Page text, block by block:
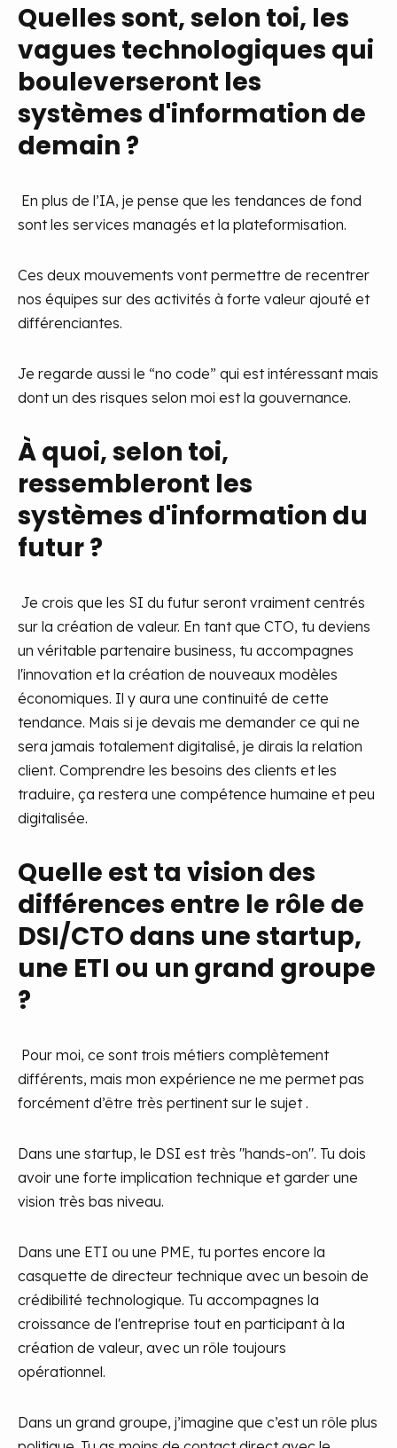
Quelles sont, selon toi, les
vagues technologiques qui
bouleverseront les
systèmes d'information de
demain ?
En plus de l’IA, je pense que les tendances de fond
sont les services managés et la plateformisation.
Ces deux mouvements vont permettre de recentrer
nos équipes sur des activités à forte valeur ajouté et
différenciantes.
Je regarde aussi le “no code” qui est intéressant mais
dont un des risques selon moi est la gouvernance.
À quoi, selon toi,
ressembleront les
systèmes d'information du
futur ?
Je crois que les SI du futur seront vraiment centrés
sur la création de valeur. En tant que CTO, tu deviens
un véritable partenaire business, tu accompagnes
l'innovation et la création de nouveaux modèles
économiques. Il y aura une continuité de cette
tendance. Mais si je devais me demander ce qui ne
sera jamais totalement digitalisé, je dirais la relation
client. Comprendre les besoins des clients et les
traduire, ça restera une compétence humaine et peu
digitalisée.
Quelle est ta vision des
différences entre le rôle de
DSI/CTO dans une startup,
une ETI ou un grand groupe
?
Pour moi, ce sont trois métiers complètement
différents, mais mon expérience ne me permet pas
forcément d’être très pertinent sur le sujet .
Dans une startup, le DSI est très "hands-on". Tu dois
avoir une forte implication technique et garder une
vision très bas niveau.
Dans une ETI ou une PME, tu portes encore la
casquette de directeur technique avec un besoin de
crédibilité technologique. Tu accompagnes la
croissance de l'entreprise tout en participant à la
création de valeur, avec un rôle toujours
opérationnel.
Dans un grand groupe, j’imagine que c’est un rôle plus